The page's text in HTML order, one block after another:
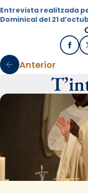
Entrevista realitzada
Dominical del 21
Anterior